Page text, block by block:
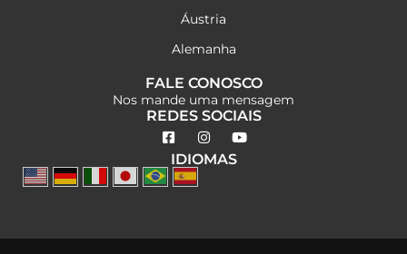
Áustria
Alemanha
FALE CONOSCO
Nos mande uma mensagem
REDES SOCIAIS
IDIOMAS